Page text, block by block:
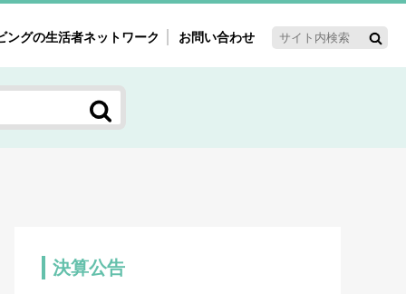
ゲット・重点テーマ
～60'ｓマーケット研究室
ングの生活者ネットワーク お問い合わせ
決算公告